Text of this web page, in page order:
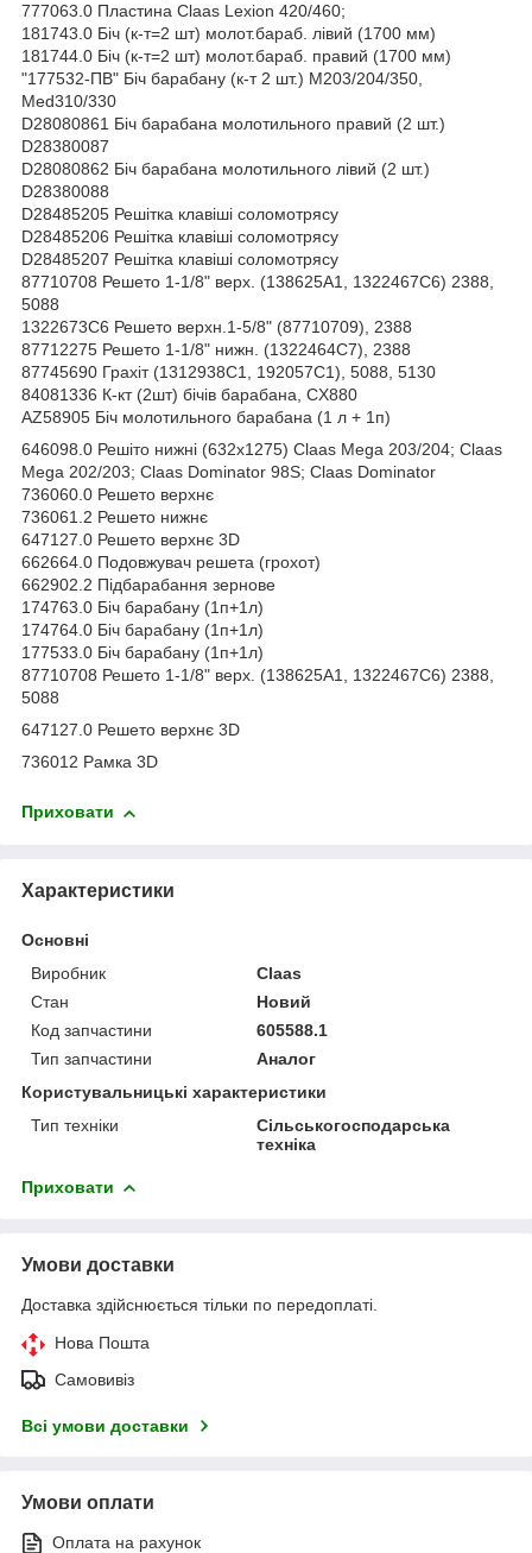
777063.0 Пластина Claas Lexion 420/460;
181743.0 Біч (к-т=2 шт) молот.бараб. лівий (1700 мм)
181744.0 Біч (к-т=2 шт) молот.бараб. правий (1700 мм)
"177532-ПВ" Біч барабану (к-т 2 шт.) М203/204/350,
Med310/330
D28080861 Біч барабана молотильного правий (2 шт.)
D28380087
D28080862 Біч барабана молотильного лівий (2 шт.)
D28380088
D28485205 Решітка клавіші соломотрясу
D28485206 Решітка клавіші соломотрясу
D28485207 Решітка клавіші соломотрясу
87710708 Решето 1-1/8" верх. (138625A1, 1322467C6) 2388,
5088
1322673C6 Решето верхн.1-5/8" (87710709), 2388
87712275 Решето 1-1/8" нижн. (1322464C7), 2388
87745690 Грахіт (1312938C1, 192057C1), 5088, 5130
84081336 К-кт (2шт) бічів барабана, CX880
AZ58905 Біч молотильного барабана (1 л + 1п)
646098.0 Решіто нижні (632х1275) Claas Mega 203/204; Claas
Mega 202/203; Claas Dominator 98S; Claas Dominator
736060.0 Решето верхнє
736061.2 Решето нижнє
647127.0 Решето верхнє 3D
662664.0 Подовжувач решета (грохот)
662902.2 Підбарабання зернове
174763.0 Біч барабану (1п+1л)
174764.0 Біч барабану (1п+1л)
177533.0 Біч барабану (1п+1л)
87710708 Решето 1-1/8" верх. (138625A1, 1322467C6) 2388,
5088
647127.0 Решето верхнє 3D
736012 Рамка 3D
Приховати
Характеристики
Основні
Виробник
Claas
Стан
Новий
Код запчастини
605588.1
Тип запчастини
Аналог
Користувальницькі характеристики
Тип техніки
Сільськогосподарська
техніка
Приховати
Умови доставки
Доставка здійснюється тільки по передоплаті.
Нова Пошта
Самовивіз
Всі умови доставки
Умови оплати
Оплата на рахунок